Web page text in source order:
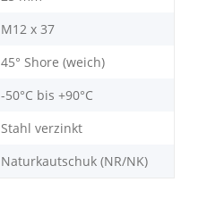
M12 x 37
45° Shore (weich)
-50°C bis +90°C
Stahl verzinkt
Naturkautschuk (NR/NK)